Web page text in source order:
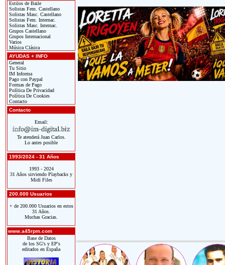
Estilos de Baile
Solistas Fem. Castellano
Solistas Masc. Castellano
Solistas Fem. Internac.
Solistas Masc. Internac.
Grupos Castellano
Grupos Internacional
Varios
Música Clásica
AYUDAS + INFO
General
Tu Sitio
IM Informa
Pago con Paypal
Formas de Pago
Política De Privacidad
Política De Cookies
Contacto
Contacto
Email:
Te atenderá Juan Carlos.
Lo antes posible
1993/2024 - 31 Años
1993 - 2024
31 Años sirviendo Playbacks y
Midi Files
200.000 Usuarios
+ de 200.000 Usuarios en estos
31 Años.
Muchas Gracias.
www.a45rpm.com
Base de Datos
de los SG's y EP's
editados en España